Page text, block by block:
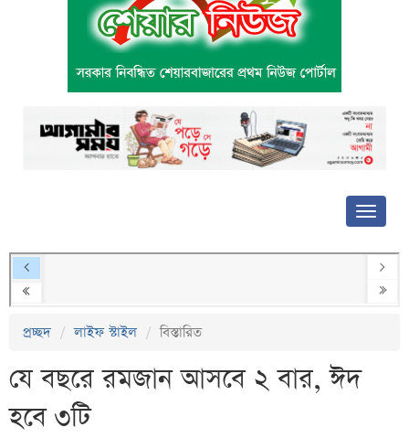
প্রচ্ছদ লাইফ স্টাইল বিস্তারিত
যে বছরে রমজান আসবে ২ বার, ঈদ
হবে ৩টি